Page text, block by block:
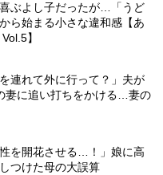
ぶよし子だったが…「うど
ら始まる小さな違和感【あ
】
連れて外に行って？」夫が
妻に追い打ちをかける…妻の
性を開花させる…！」娘に高
つけた母の大誤算